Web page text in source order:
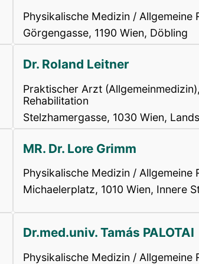
Physikalische Medizin / Allgemeine
Görgengasse, 1190 Wien, Döbling
Dr. Roland Leitner
Praktischer Arzt
Rehabilitation
Stelzhamergasse, 1030 Wien,
MR. Dr. Lore Grimm
Physikalische Medizin / Allgemeine
Michaelerplatz, 1010 Wien, Innere
Dr.med.univ. Tamás PALOTAI
Physikalische Medizin / Allgemeine